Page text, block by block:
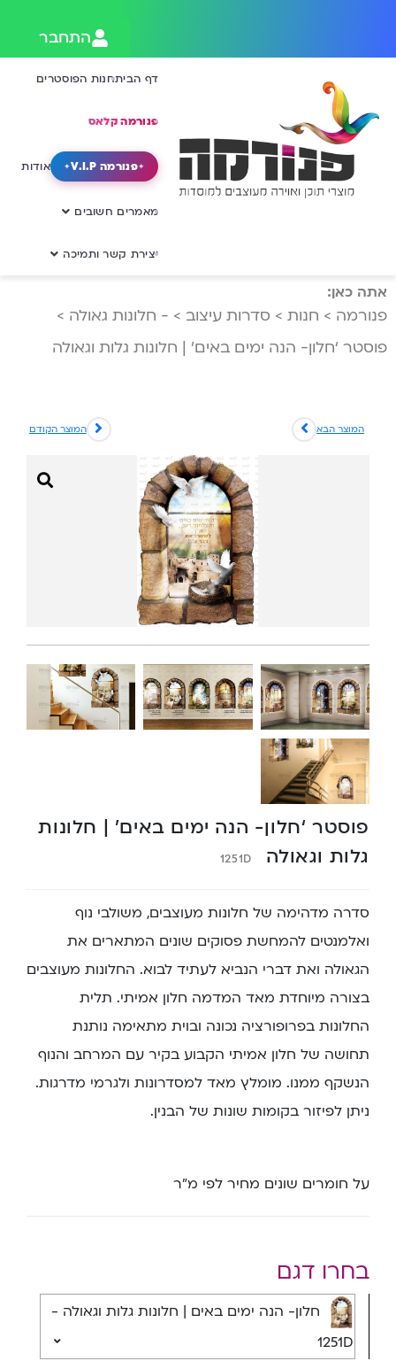
התחבר
דף הביתחנות הפוסטרים
פנורמה קלאס
פנורמה V.I.P אודות
מאמרים חשובים
יצירת קשר ותמיכה
אתה כאן:
פנורמה > חנות > סדרות עיצוב > - חלונות גאולה >
פוסטר ‘חלון- הנה ימים באים’ | חלונות גלות וגאולה
המוצר הקודם המוצר הבא
פוסטר ‘חלון- הנה ימים באים’ | חלונות
גלות וגאולה
1251D
סדרה מדהימה של חלונות מעוצבים, משולבי נוף
ואלמנטים להמחשת פסוקים שונים המתארים את
הגאולה ואת דברי הנביא לעתיד לבוא. החלונות מעוצבים
בצורה מיוחדת מאד המדמה חלון אמיתי. תלית
החלונות בפרופורציה נכונה ובוית מתאימה נותנת
תחושה של חלון אמיתי הקבוע בקיר עם המרחב והנוף
הנשקף ממנו. מומלץ מאד למסדרונות ולגרמי מדרגות.
ניתן לפיזור בקומות שונות של הבנין.
על חומרים שונים מחיר לפי מ”ר
בחרו דגם
חלון- הנה ימים באים | חלונות גלות וגאולה -
1251D